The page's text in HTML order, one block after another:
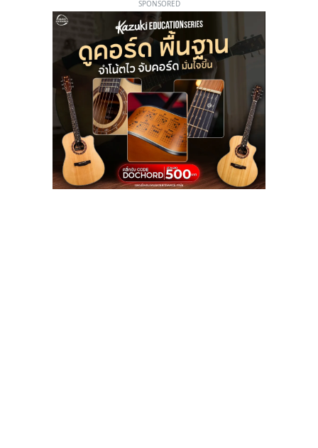
SPONSORED